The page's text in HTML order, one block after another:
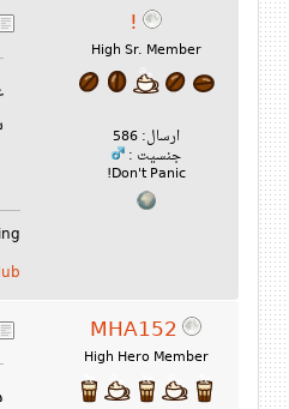
!
High Sr. Member
ارسال: 586
جنسیت :
Don't Panic!
MHA152
High Hero Member